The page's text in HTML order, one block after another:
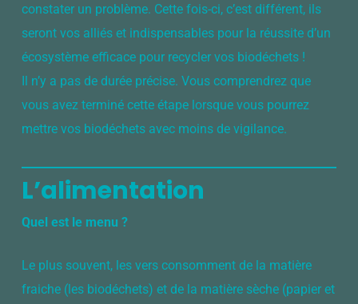
constater un problème. Cette fois-ci, c’est différent, ils
seront vos alliés et indispensables pour la réussite d’un
écosystème efficace pour recycler vos biodéchets !
Il n’y a pas de durée précise. Vous comprendrez que
vous avez terminé cette étape lorsque vous pourrez
mettre vos biodéchets avec moins de vigilance.
L’alimentation
Quel est le menu ?
Le plus souvent, les vers consomment de la matière
fraiche (les biodéchets) et de la matière sèche (papier et